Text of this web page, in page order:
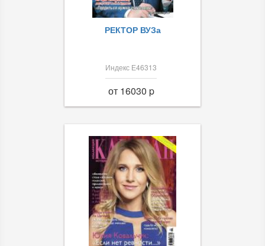
РЕКТОР ВУЗа
Индекс Е46313
от 16030 p